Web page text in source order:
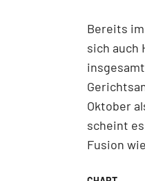
Bereits
sich auch
Oktober
scheint
Fusion